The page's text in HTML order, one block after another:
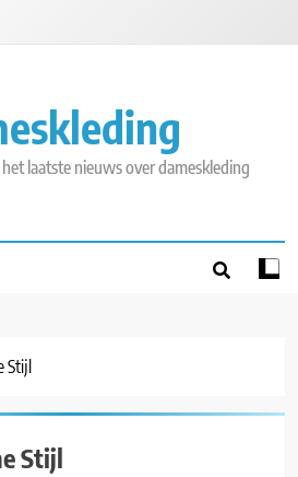
laatste nieuws over dameskleding
Stijl
Stijl